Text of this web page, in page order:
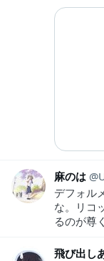
麻のは
デフォル
な。リコ
るのが尊
飛び出し